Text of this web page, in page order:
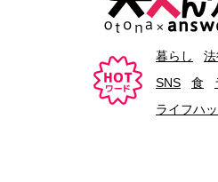
暮らし
SNS
食
ライフハ